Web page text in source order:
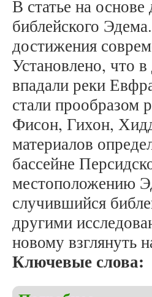
В статье на
библейского
достижения
Установлено, что
впадали реки
стали прообразом
Фисон, Гихон,
материалов
бассейне
местоположению
случившийся
другими
новому взглянуть
Ключевые слова: